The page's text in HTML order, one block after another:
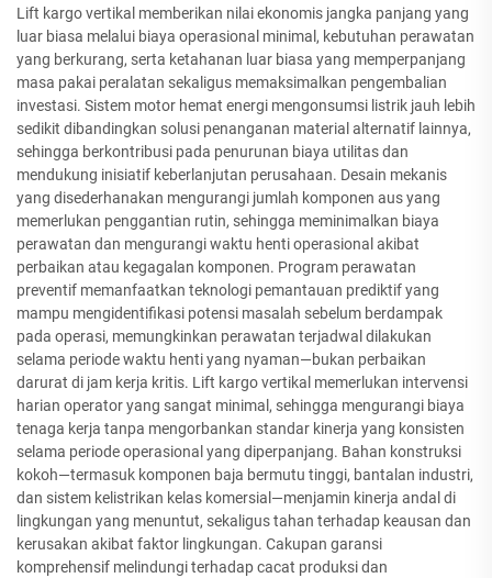
Lift kargo vertikal memberikan nilai ekonomis jangka panjang yang
luar biasa melalui biaya operasional minimal, kebutuhan perawatan
yang berkurang, serta ketahanan luar biasa yang memperpanjang
masa pakai peralatan sekaligus memaksimalkan pengembalian
investasi. Sistem motor hemat energi mengonsumsi listrik jauh lebih
sedikit dibandingkan solusi penanganan material alternatif lainnya,
sehingga berkontribusi pada penurunan biaya utilitas dan
mendukung inisiatif keberlanjutan perusahaan. Desain mekanis
yang disederhanakan mengurangi jumlah komponen aus yang
memerlukan penggantian rutin, sehingga meminimalkan biaya
perawatan dan mengurangi waktu henti operasional akibat
perbaikan atau kegagalan komponen. Program perawatan
preventif memanfaatkan teknologi pemantauan prediktif yang
mampu mengidentifikasi potensi masalah sebelum berdampak
pada operasi, memungkinkan perawatan terjadwal dilakukan
selama periode waktu henti yang nyaman—bukan perbaikan
darurat di jam kerja kritis. Lift kargo vertikal memerlukan intervensi
harian operator yang sangat minimal, sehingga mengurangi biaya
tenaga kerja tanpa mengorbankan standar kinerja yang konsisten
selama periode operasional yang diperpanjang. Bahan konstruksi
kokoh—termasuk komponen baja bermutu tinggi, bantalan industri,
dan sistem kelistrikan kelas komersial—menjamin kinerja andal di
lingkungan yang menuntut, sekaligus tahan terhadap keausan dan
kerusakan akibat faktor lingkungan. Cakupan garansi
komprehensif melindungi terhadap cacat produksi dan